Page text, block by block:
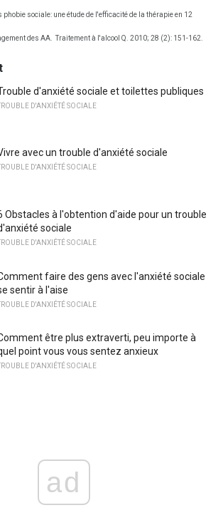
phobie sociale: une étude de l'efficacité de la thérapie en 12
des AA. Traitement à l'alcool Q. 2010; 28 (2): 151-162.
d'anxiété sociale et toilettes publiques
D'ANXIÉTÉ SOCIALE
avec un trouble d'anxiété sociale
D'ANXIÉTÉ SOCIALE
Obstacles à l'obtention d'aide pour un trouble
sociale
D'ANXIÉTÉ SOCIALE
faire des gens avec l'anxiété sociale
sentir à l'aise
D'ANXIÉTÉ SOCIALE
être plus extraverti, peu importe à
point vous vous sentez anxieux
D'ANXIÉTÉ SOCIALE
ad